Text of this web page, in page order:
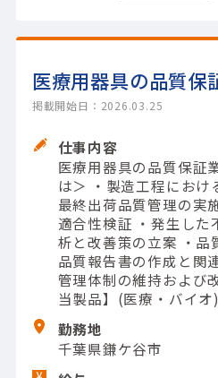
医療用器具の品質保
掲載開始日：2026.03.25
仕事内容
医療用器具の品質保証
は＞ ・製造工程におけ
最終出荷品質管理の実
適合性検証 ・発生した
析と改善策の立案 ・品
品質報告書の作成と関
管理体制の維持および
当製品】(医療・バイ
勤務地
千葉県鎌ケ谷市